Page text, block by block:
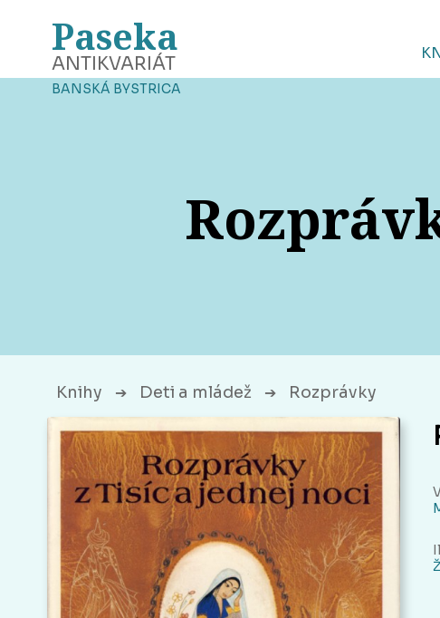
Paseka
ANTIKVARIÁT
BANSKÁ BYSTRICA
Knihy ➔ Deti a mládež ➔ Rozprávky